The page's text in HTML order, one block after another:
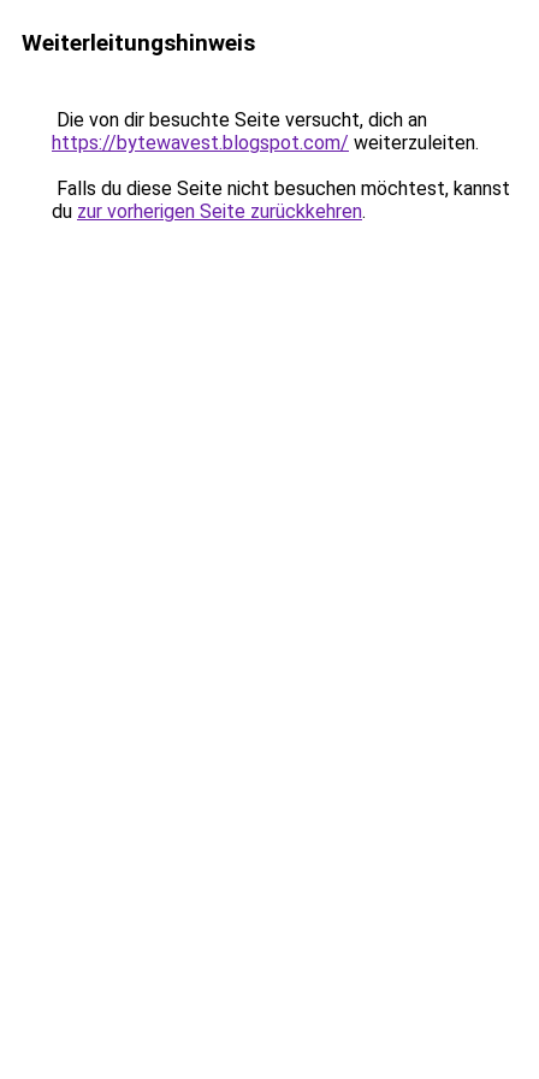
Weiterleitungshinweis
Die von dir besuchte Seite versucht, dich an
https://bytewavest.blogspot.com/ weiterzuleiten.
Falls du diese Seite nicht besuchen möchtest, kannst
du zur vorherigen Seite zurückkehren.